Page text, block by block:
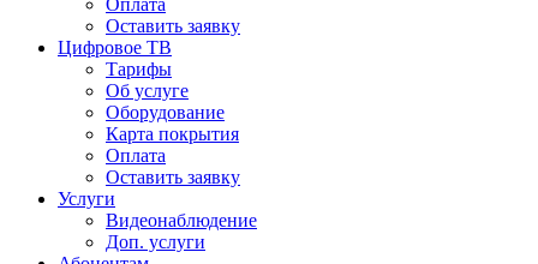
Оплата
Оставить заявку
Цифровое ТВ
Тарифы
Об услуге
Оборудование
Карта покрытия
Оплата
Оставить заявку
Услуги
Видеонаблюдение
Доп. услуги